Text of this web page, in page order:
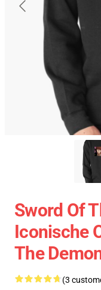
Sword Of
Iconische
The
(3